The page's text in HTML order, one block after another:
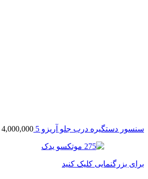
سنسور دستگیره درب جلو آریزو 5 4,000,000
برای بزرگنمایی کلیک کنید